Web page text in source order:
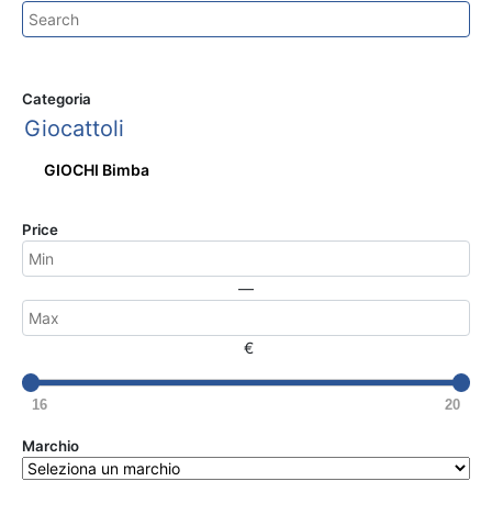
Categoria
Giocattoli
GIOCHI Bimba
Price
—
€
16 20
Marchio